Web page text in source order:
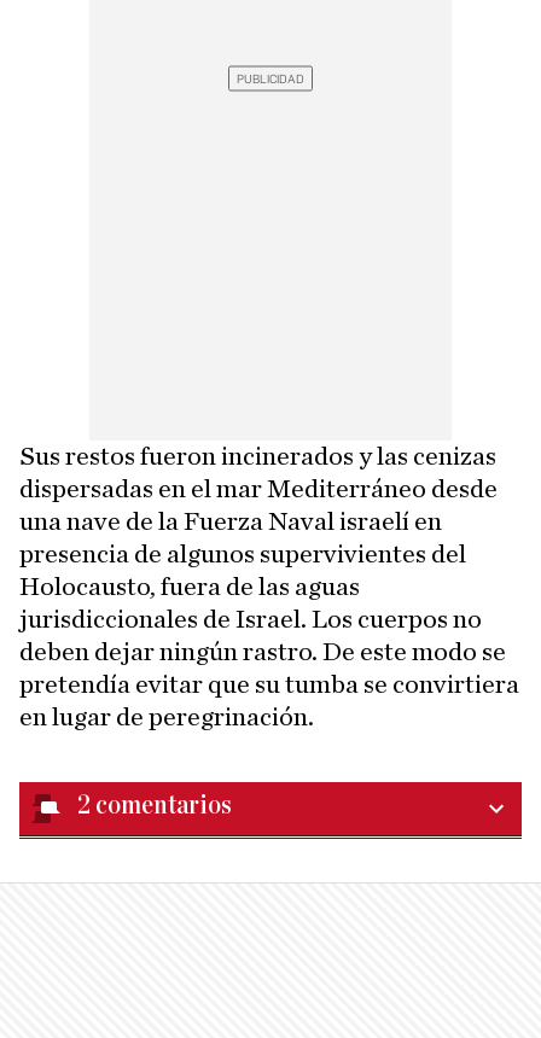
Sus restos fueron incinerados y las cenizas
dispersadas en el mar Mediterráneo desde
una nave de la Fuerza Naval israelí en
presencia de algunos supervivientes del
Holocausto, fuera de las aguas
jurisdiccionales de Israel. Los cuerpos no
deben dejar ningún rastro. De este modo se
pretendía evitar que su tumba se convirtiera
en lugar de peregrinación.
2 comentarios